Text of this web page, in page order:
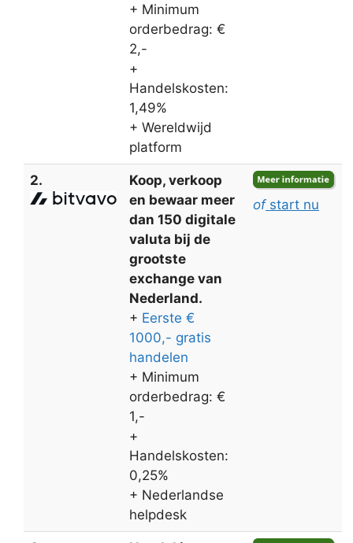
+ Minimum
orderbedrag: €
2,-
+
Handelskosten:
1,49%
+ Wereldwijd
platform
2.
Koop, verkoop
en bewaar meer
dan 150 digitale
valuta bij de
grootste
exchange van
Nederland.
+ Eerste €
1000,- gratis
handelen
+ Minimum
orderbedrag: €
1,-
+
Handelskosten:
0,25%
+ Nederlandse
helpdesk
ofstart nu